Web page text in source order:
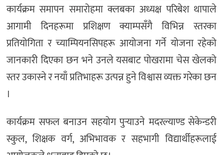
कार्यक्रम समापन समारोहमा क्लबका अध्यक्ष परिबेश थापाले
आगामी दिनहरूमा प्रशिक्षण क्याम्पसँगै विभिन्न स्तरका
प्रतियोगिता र च्याम्पियनसिपहरू आयोजना गर्ने योजना रहेको
जानकारी दिएका छन भने उनले यसबाट पोखरामा चेस खेलको
स्तर उकास्ने र नयाँ प्रतिभाहरू उत्पन्न हुने विश्वास व्यक्त गरेका छन
।
कार्यक्रम सफल बनाउन सहयोग पुर्‍याउने मदरल्याण्ड सेकेन्डरी
स्कुल, शिक्षक वर्ग, अभिभावक र सहभागी विद्यार्थीहरूलाई